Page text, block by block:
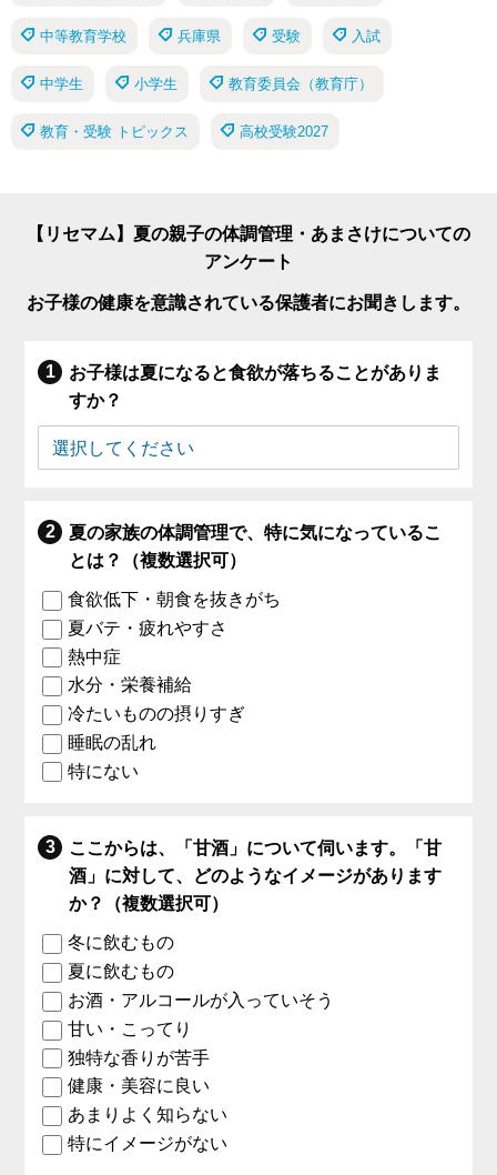
中等教育学校 兵庫県 受験 入試
中学生 小学生 教育委員会（教育庁）
教育・受験 トピックス 高校受験2027
【リセマム】夏の親子の体調管理・あまさけについての
アンケート
お子様の健康を意識されている保護者にお聞きします。
お子様は夏になると食欲が落ちることがありま
すか？
夏の家族の体調管理で、特に気になっているこ
とは？（複数選択可）
食欲低下・朝食を抜きがち
夏バテ・疲れやすさ
熱中症
水分・栄養補給
冷たいものの摂りすぎ
睡眠の乱れ
特にない
ここからは、「甘酒」について伺います。「甘
酒」に対して、どのようなイメージがあります
か？（複数選択可）
冬に飲むもの
夏に飲むもの
お酒・アルコールが入っていそう
甘い・こってり
独特な香りが苦手
健康・美容に良い
あまりよく知らない
特にイメージがない